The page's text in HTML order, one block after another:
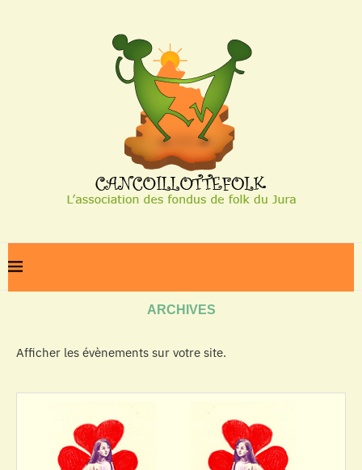
ARCHIVES
Afficher les évènements sur votre site.